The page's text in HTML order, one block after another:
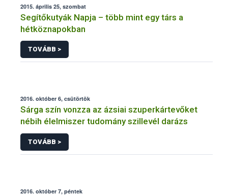
2015. április 25, szombat
Segítőkutyák Napja – több mint egy társ a
hétköznapokban
TOVÁBB >
2016. október 6, csütörtök
Sárga szín vonzza az ázsiai szuperkártevőket
nébih élelmiszer tudomány szillevél darázs
TOVÁBB >
2016. október 7, péntek